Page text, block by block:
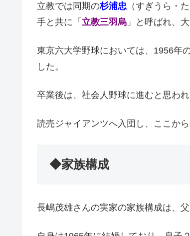
立教では同期の杉浦忠 （すぎうら・
手と共に「 立教三羽烏 」と呼ばれ、
東京六大学野球においては、1956年
した。
卒業後は、社会人野球に進むと思わ
読売ジャイアンツへ入団し、ここか
◆家族構成
長嶋茂雄さんの実家の家族構成は、